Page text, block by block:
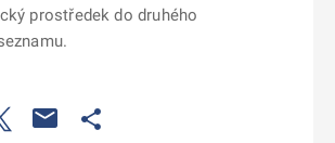
prostředek do druhého
otevře na nové kartě
se otevře na nové kartě
Odkaz se otevře na nové kartě